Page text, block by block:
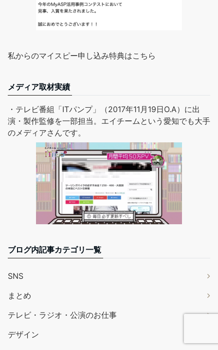
私からのマイスピー申し込み特典はこちら
メディア取材実績
・テレビ番組「ITパンプ」（2017年11月19日O.A）に出
演・製作監修を一部担当。エイチームという愛知でも大手
のメディアさんです。
ブログ内記事カテゴリ一覧
SNS
まとめ
テレビ・ラジオ・公演のお仕事
デザイン